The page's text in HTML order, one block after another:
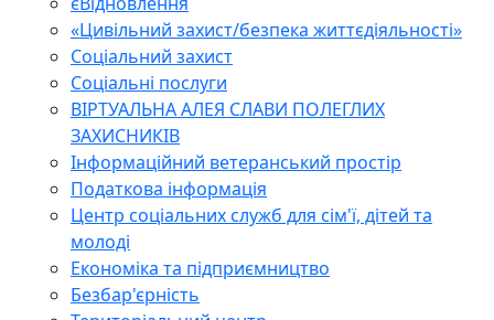
«Цивільний захист/безпека життєдіяльності»
Соціальний захист
Соціальні послуги
ВІРТУАЛЬНА АЛЕЯ СЛАВИ ПОЛЕГЛИХ
ЗАХИСНИКІВ
Інформаційний ветеранський простір
Податкова інформація
Центр соціальних служб для сім'ї, дітей та
молоді
Економіка та підприємництво
Безбар'єрність